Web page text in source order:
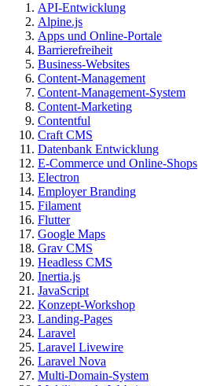
API-Entwicklung
Alpine.js
Apps und Online-Portale
Barrierefreiheit
Business-Websites
Content-Management
Content-Management-System
Content-Marketing
Contentful
Craft CMS
Datenbank Entwicklung
E-Commerce und Online-Shops
Electron
Employer Branding
Filament
Flutter
Google Maps
Grav CMS
Headless CMS
Inertia.js
JavaScript
Konzept-Workshop
Landing-Pages
Laravel
Laravel Livewire
Laravel Nova
Multi-Domain-System